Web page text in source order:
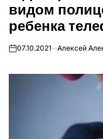
видом
ребенка
on07.10.2021 Алексей